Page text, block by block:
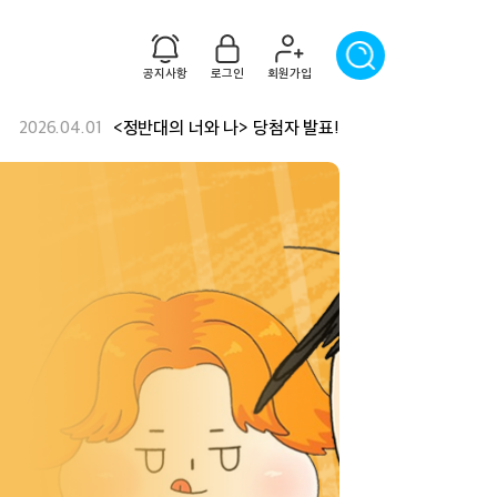
공지사항 로그인 회원가입
2026.04.01 <정반대의 너와 나> 당첨자 발표!
2026.01.12 <겨울방학 이벤트> 당첨자 발표!!